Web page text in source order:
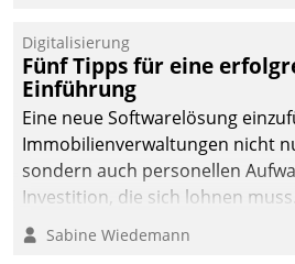
Digitalisierung
Fünf Tipps für eine
Einführung
Eine neue Softwarelösung
Immobilienverwaltungen nicht
sondern auch personellen
Investition, die sich lohnen
nachhaltige Optimierung der
dieses Ziel erreicht wird, sollten
Sabine Wiedemann